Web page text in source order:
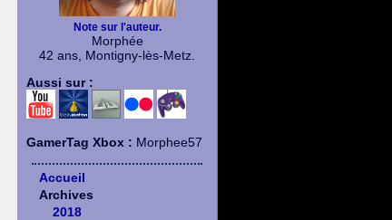
Note sur l'auteur.
Morphée
42 ans, Montigny-lès-Metz.
Aussi sur :
GamerTag Xbox : Morphee57
Accueil
Archives
2018